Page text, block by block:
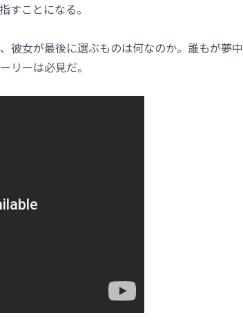
すことになる。
彼女が最後に選ぶものは何なのか。誰もが夢中
リーは必見だ。